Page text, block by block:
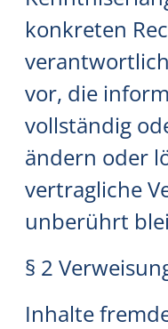
konkreten
vor, die
vollständig
ändern oder
vertragliche
unberührt
§ 2
Inhalte